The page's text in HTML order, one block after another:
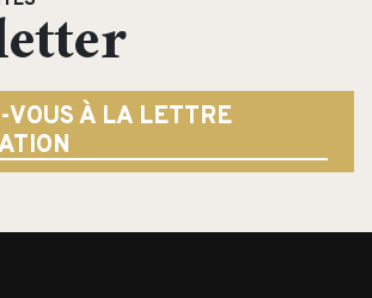
À LA LETTRE